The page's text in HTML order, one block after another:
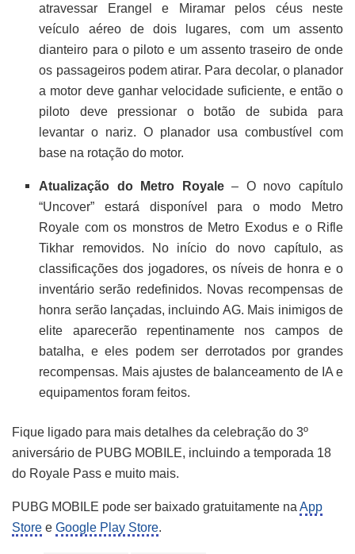
atravessar Erangel e Miramar pelos céus neste
veículo aéreo de dois lugares, com um assento
dianteiro para o piloto e um assento traseiro de onde
os passageiros podem atirar. Para decolar, o planador
a motor deve ganhar velocidade suficiente, e então o
piloto deve pressionar o botão de subida para
levantar o nariz. O planador usa combustível com
base na rotação do motor.
Atualização do Metro Royale– O novo capítulo
“Uncover” estará disponível para o modo Metro
Royale com os monstros de Metro Exodus e o Rifle
Tikhar removidos. No início do novo capítulo, as
classificações dos jogadores, os níveis de honra e o
inventário serão redefinidos. Novas recompensas de
honra serão lançadas, incluindo AG. Mais inimigos de
elite aparecerão repentinamente nos campos de
batalha, e eles podem ser derrotados por grandes
recompensas. Mais ajustes de balanceamento de IA e
equipamentos foram feitos.
Fique ligado para mais detalhes da celebração do 3º
aniversário de PUBG MOBILE, incluindo a temporada 18
do Royale Pass e muito mais.
PUBG MOBILE pode ser baixado gratuitamente na App
Store e Google Play Store.